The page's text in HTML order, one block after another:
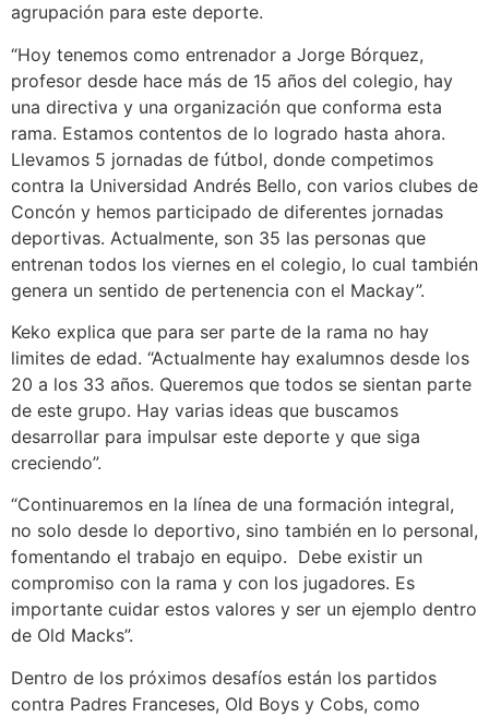
agrupación para este deporte.
“Hoy tenemos como entrenador a Jorge Bórquez,
profesor desde hace más de 15 años del colegio, hay
una directiva y una organización que conforma esta
rama. Estamos contentos de lo logrado hasta ahora.
Llevamos 5 jornadas de fútbol, donde competimos
contra la Universidad Andrés Bello, con varios clubes de
Concón y hemos participado de diferentes jornadas
deportivas. Actualmente, son 35 las personas que
entrenan todos los viernes en el colegio, lo cual también
genera un sentido de pertenencia con el Mackay”.
Keko explica que para ser parte de la rama no hay
limites de edad. “Actualmente hay exalumnos desde los
20 a los 33 años. Queremos que todos se sientan parte
de este grupo. Hay varias ideas que buscamos
desarrollar para impulsar este deporte y que siga
creciendo”.
“Continuaremos en la línea de una formación integral,
no solo desde lo deportivo, sino también en lo personal,
fomentando el trabajo en equipo. Debe existir un
compromiso con la rama y con los jugadores. Es
importante cuidar estos valores y ser un ejemplo dentro
de Old Macks”.
Dentro de los próximos desafíos están los partidos
contra Padres Franceses, Old Boys y Cobs, como